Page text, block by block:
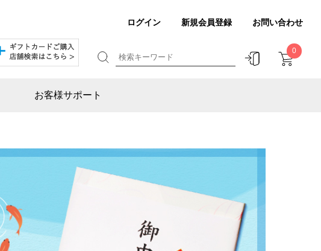
ログイン 新規会員登録 お問い合わせ
0
お客様サポート